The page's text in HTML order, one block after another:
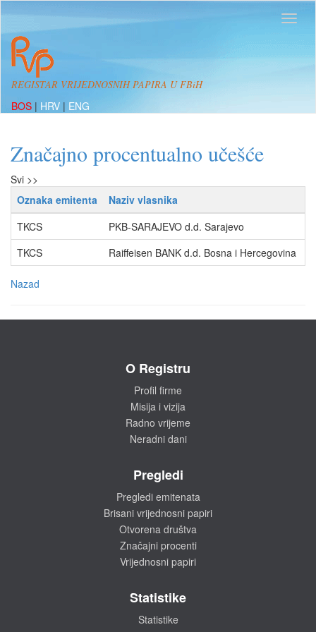
REGISTAR VRIJEDNOSNIH PAPIRA U FBiH
BOS | HRV | ENG
Značajno procentualno učešće
Svi >>
Oznaka emitenta
Naziv vlasnika
TKCS
PKB-SARAJEVO d.d. Sarajevo
TKCS
Raiffeisen BANK d.d. Bosna i Hercegovina
Nazad
O Registru
Profil firme
Misija i vizija
Radno vrijeme
Neradni dani
Pregledi
Pregledi emitenata
Brisani vrijednosni papiri
Otvorena društva
Značajni procenti
Vrijednosni papiri
Statistike
Statistike